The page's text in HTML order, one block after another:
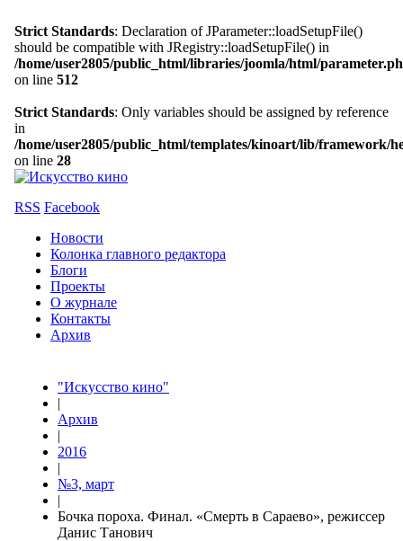
Strict Standards: Declaration of JParameter::loadSetupFile()
should be compatible with JRegistry::loadSetupFile() in
/home/user2805/public_html/libraries/joomla/html/
on line 512
Strict Standards: Only variables should be assigned by reference
in
/home/user2805/public_html/templates/kinoart/lib/framework/
on line 28
RSS Facebook
Новости
Колонка главного редактора
Блоги
Проекты
О журнале
Контакты
Архив
"Искусство кино"
|
Архив
|
2016
|
№3, март
|
Бочка пороха. Финал. «Смерть в Сараево», режиссер
Данис Танович